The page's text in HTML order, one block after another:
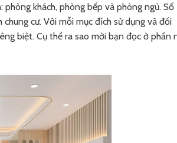
khách, phòng bếp và phòng ngủ. Số
cư. Với mỗi mục đích sử dụng và đối
biệt. Cụ thể ra sao mời bạn đọc ở phần